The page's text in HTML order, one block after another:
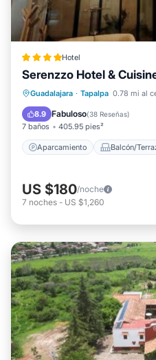
Hotel
Serenzzo Hotel &
Guadalajara · Tapalpa 0.78 mi al
8.9 Fabuloso(38 Reseñas)
7 baños 405.95 pies²
Aparcamiento Balcón/
Aparcamiento
Vistas
Apto
US $180/noche
7 noches - US $1,260